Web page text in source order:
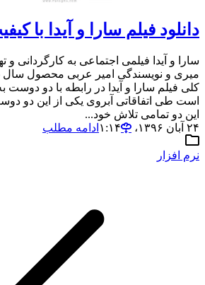
دانلود فیلم سارا و آیدا با
سارا و آیدا فیلمی اجتماعی به کارگردانی و
کلی فیلم سارا و آیدا در رابطه با دو دوست
است طی اتفاقاتی آبروی یکی از این دو
این دو تمامی تلاش خود...
۲۴ آبان ۱۳۹۶،‏ ۱:۱۴
ادامه مطلب
نرم افزار